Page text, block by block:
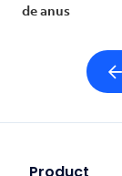
de anus